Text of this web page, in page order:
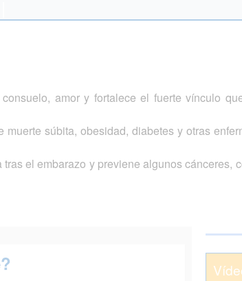
amor y fortalece el fuerte vínculo
súbita, obesidad, diabetes y otras
el embarazo y previene algunos cánceres,